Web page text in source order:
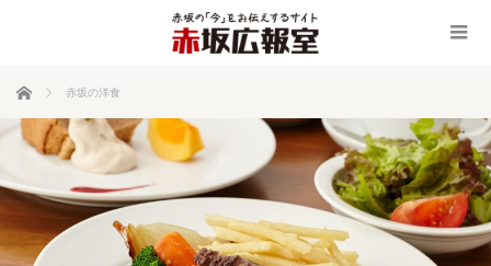
ホーム 赤坂の洋食